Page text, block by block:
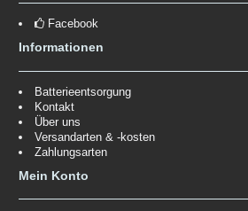
Facebook
Informationen
Batterieentsorgung
Kontakt
Über uns
Versandarten & -kosten
Zahlungsarten
Mein Konto